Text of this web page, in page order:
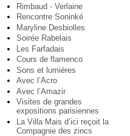
Rimbaud - Verlaine
Rencontre Soninké
Maryline Desbiolles
Soirée Rabelais
Les Farfadais
Cours de flamenco
Sons et lumières
Avec l’Acro
Avec l’Amazir
Visites de grandes
expositions parisiennes
La Villa Mais d’ici reçoit la
Compagnie des zincs